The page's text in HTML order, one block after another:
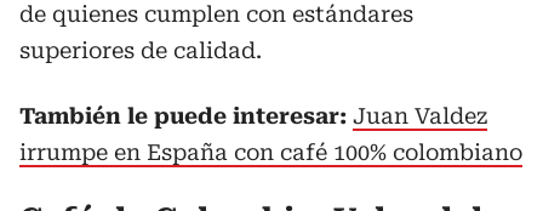
de quienes cumplen con estándares
superiores de calidad.
También le puede interesar: Juan Valdez
irrumpe en España con café 100% colombiano